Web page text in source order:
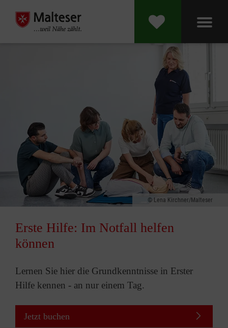
Lena Kirchner/Malteser
Erste Hilfe: Im Notfall helfen
können
Lernen Sie hier die Grundkenntnisse in Erster
Hilfe kennen - an nur einem Tag.
Jetzt buchen